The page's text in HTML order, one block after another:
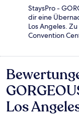
StaysPro -
dir eine
Los Angeles.
Convention
Los